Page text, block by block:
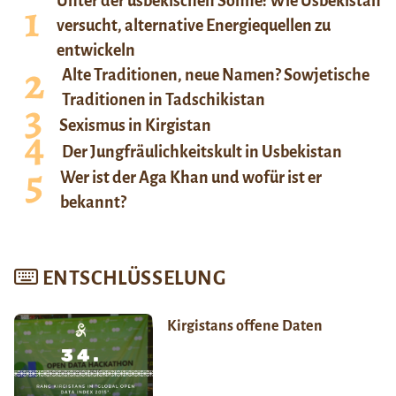
versucht, alternative Energiequellen zu
entwickeln
Alte Traditionen, neue Namen? Sowjetische
Traditionen in Tadschikistan
Sexismus in Kirgistan
Der Jungfräulichkeitskult in Usbekistan
Wer ist der Aga Khan und wofür ist er
bekannt?
ENTSCHLÜSSELUNG
Kirgistans offene Daten